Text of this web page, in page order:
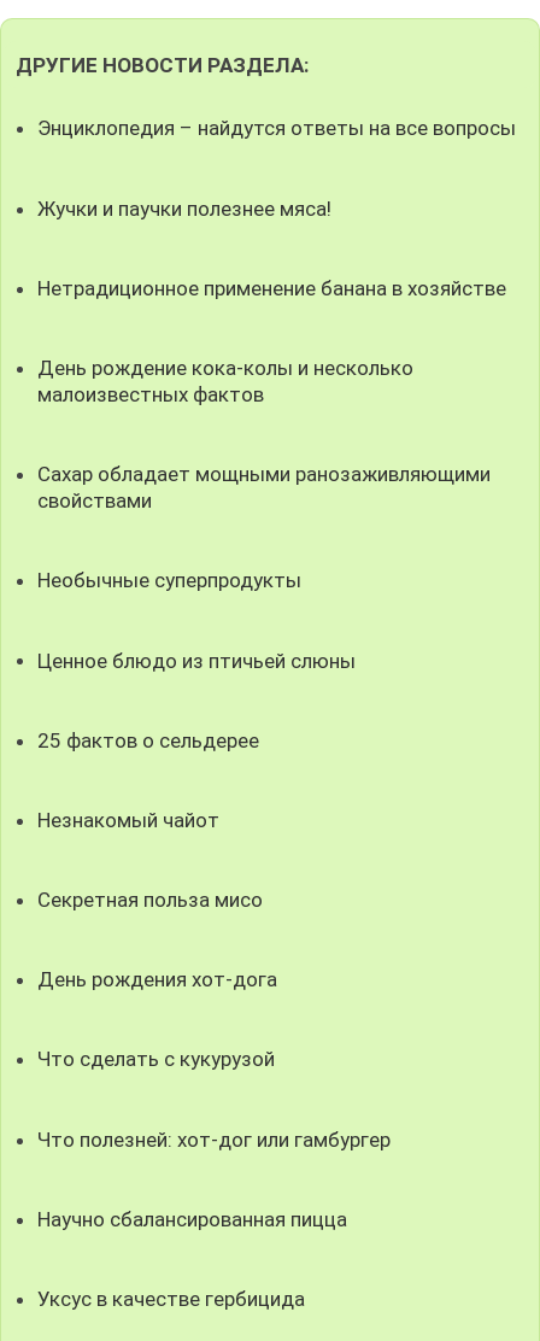
ДРУГИЕ НОВОСТИ РАЗДЕЛА:
Энциклопедия – найдутся ответы на все вопросы
Жучки и паучки полезнее мяса!
Нетрадиционное применение банана в хозяйстве
День рождение кока-колы и несколько
малоизвестных фактов
Сахар обладает мощными ранозаживляющими
свойствами
Необычные суперпродукты
Ценное блюдо из птичьей слюны
25 фактов о сельдерее
Незнакомый чайот
Секретная польза мисо
День рождения хот-дога
Что сделать с кукурузой
Что полезней: хот-дог или гамбургер
Научно сбалансированная пицца
Уксус в качестве гербицида